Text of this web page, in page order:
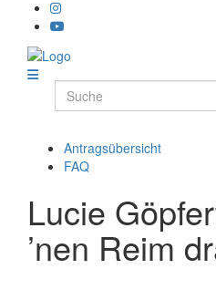
Antragsübersicht
FAQ
Lucie
’nen Reim